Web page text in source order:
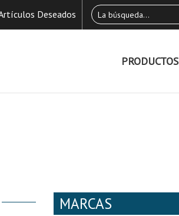
Deseados
PRODUCTOS
MARCAS